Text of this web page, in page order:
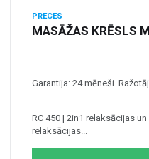
PRECES
MASĀŽAS KRĒSLS
Garantija: 24 mēneši.
RC 450 | 2in1 relaksācijas
relaksācijas...